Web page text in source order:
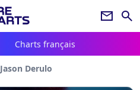
newsletter search
Charts français
Jason Derulo